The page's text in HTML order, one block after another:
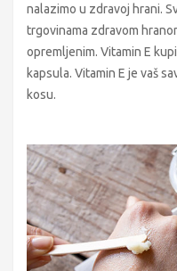
nalazimo u zdravoj hrani.
trgovinama zdravom
opremljenim. Vitamin E
kapsula. Vitamin E je vaš
kosu.